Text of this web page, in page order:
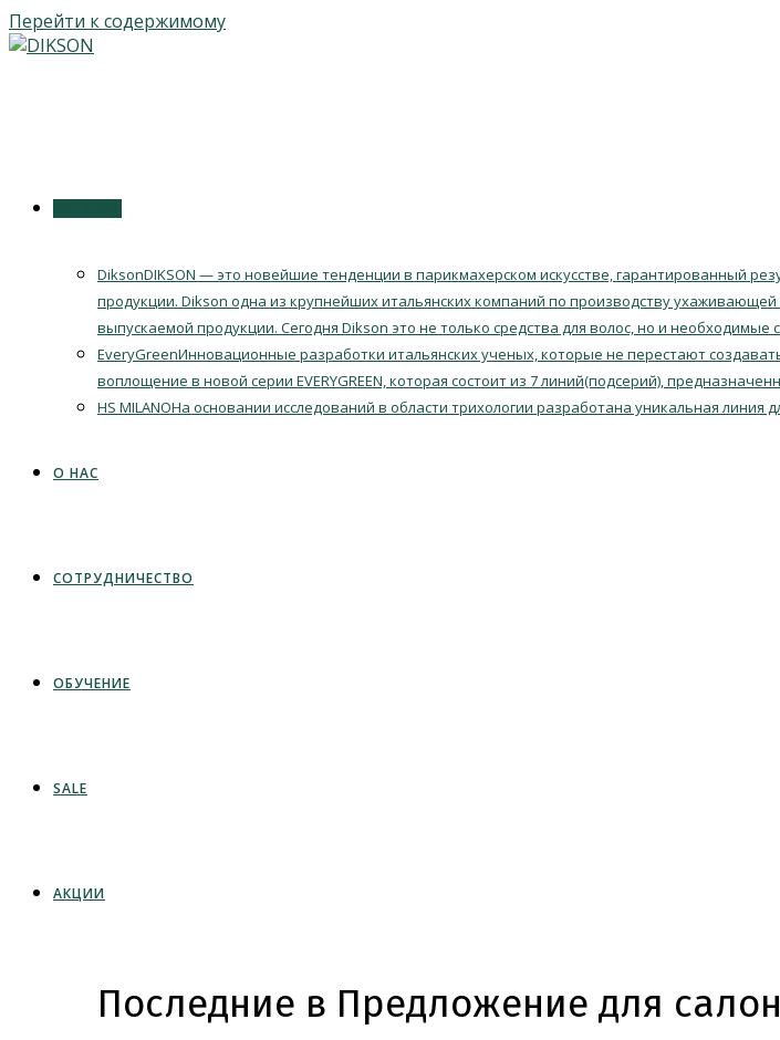
Перейти к содержимому
DiksonDIKSON — это новейшие тенденции в парикмахерском искусстве, гарантированный
продукции. Dikson одна из крупнейших итальянских компаний по производству
выпускаемой продукции. Сегодня Dikson это не только средства для волос, но и
EveryGreenИнновационные разработки итальянских ученых, которые не перестают
воплощение в новой серии EVERYGREEN, которая состоит из 7 линий(подсерий),
HS MILANOНа основании исследований в области трихологии разработана уникальная линия
О НАС
СОТРУДНИЧЕСТВО
ОБУЧЕНИЕ
SALE
АКЦИИ
Последние в Предложение для